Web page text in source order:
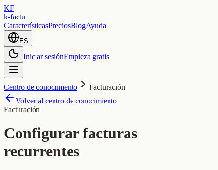
KF
k-factu
CaracterísticasPreciosBlogAyuda
ES
Iniciar sesiónEmpieza gratis
Centro de conocimiento
Facturación
Volver al centro de conocimiento
Facturación
Configurar facturas
recurrentes